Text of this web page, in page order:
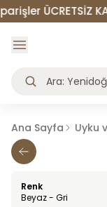
ÜCRETSİZ
Ana Sayfa Uyku
Renk
Beyaz - Gri